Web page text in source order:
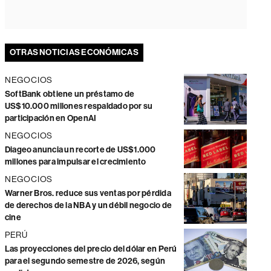
OTRAS NOTICIAS ECONÓMICAS
NEGOCIOS
SoftBank obtiene un préstamo de
US$10.000 millones respaldado por su
participación en OpenAI
NEGOCIOS
Diageo anuncia un recorte de US$1.000
millones para impulsar el crecimiento
NEGOCIOS
Warner Bros. reduce sus ventas por pérdida
de derechos de la NBA y un débil negocio de
cine
PERÚ
Las proyecciones del precio del dólar en Perú
para el segundo semestre de 2026, según